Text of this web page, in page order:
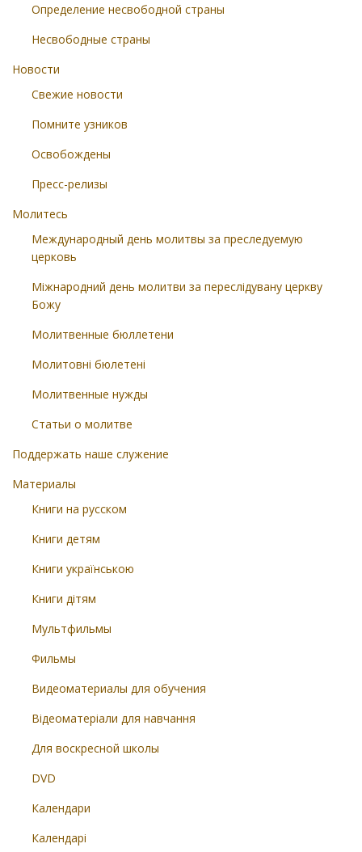
Определение несвободной страны
Несвободные страны
Новости
Свежие новости
Помните узников
Освобождены
Пресс-релизы
Молитесь
Международный день молитвы за преследуемую
церковь
Міжнародний день молитви за переслідувану церкву
Божу
Молитвенные бюллетени
Молитовні бюлетені
Молитвенные нужды
Статьи о молитве
Поддержать наше служение
Материалы
Книги на русском
Книги детям
Книги українською
Книги дітям
Мультфильмы
Фильмы
Видеоматериалы для обучения
Відеоматеріали для навчання
Для воскресной школы
DVD
Календари
Календарі